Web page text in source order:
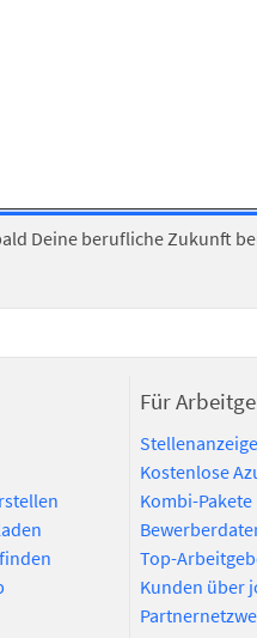
wir uns darauf, Dich
Deine berufliche Zukunft
Für
Kostenlose
Kombi-Pakete
Top-
Kunden über